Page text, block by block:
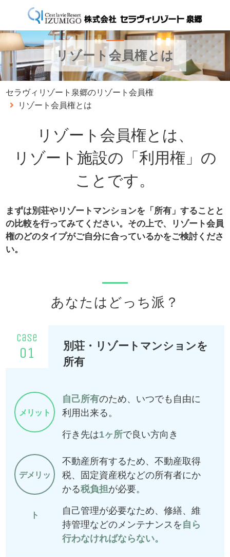
リゾート会員権とは
セラヴィリゾート泉郷のリゾート会員権
リゾート会員権とは
リゾート会員権とは、
リゾート施設の「利用権」の
ことです。
まずは別荘やリゾートマンションを「所有」することと
の比較を行ってみてください。 その上で、リゾート会員
権のどのタイプがご自分に合っているかをご検討くださ
い。
あなたはどっち派？
case
01
別荘・リゾートマンションを
所有
メリット
自己所有のため、いつでも自由に
利用出来る。
行き先は1ヶ所で良い方向き
デメリッ
ト
不動産所有するため、不動産取得
税、固定資産税などの所有者にか
かる税負担が必要。
自己管理が必要なため、修繕、維
持管理などのメンテナンスを自ら
行わなければならない。